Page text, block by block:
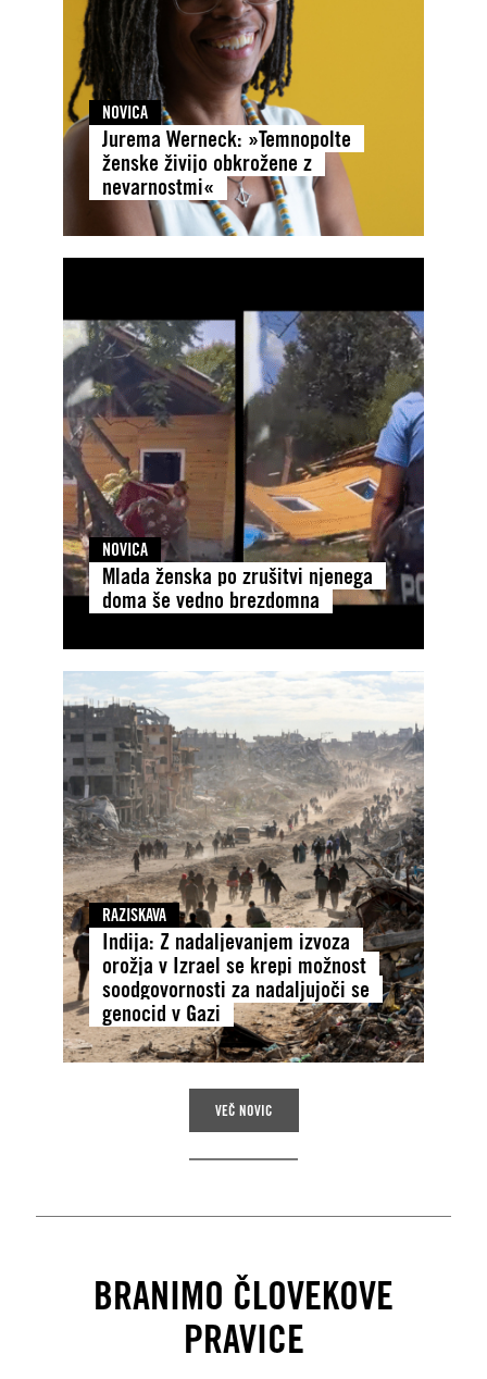
NOVICA
Jurema Werneck: »Temnopolte
ženske živijo obkrožene z
nevarnostmi«
NOVICA
Mlada ženska po zrušitvi njenega
doma še vedno brezdomna
RAZISKAVA
Indija: Z nadaljevanjem izvoza
orožja v Izrael se krepi možnost
soodgovornosti za nadaljujoči se
genocid v Gazi
VEČ NOVIC
BRANIMO ČLOVEKOVE
PRAVICE